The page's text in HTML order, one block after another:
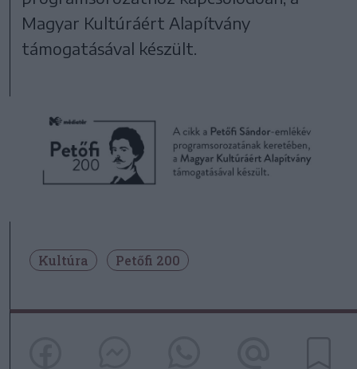
Magyar Kultúráért Alapítvány
támogatásával készült.
Kultúra Petőfi 200